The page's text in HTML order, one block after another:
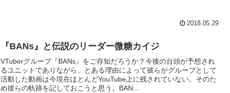
2018.05.29
『BANs』と伝説のリーダー微糖カイジ
VTuberグループ『BANs』をご存知だろうか？今後の台頭が予想され
るユニットでありながら、とある理由によって彼らがグループとして
活動した動画は今現在ほとんどYouTube上に残されていない。そのた
め彼らの軌跡を記しておこうと思う。BAN...